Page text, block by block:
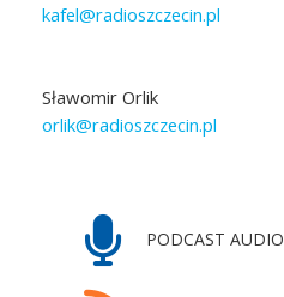
kafel@radioszczecin.pl
Sławomir Orlik
orlik@radioszczecin.pl
PODCAST AUDIO